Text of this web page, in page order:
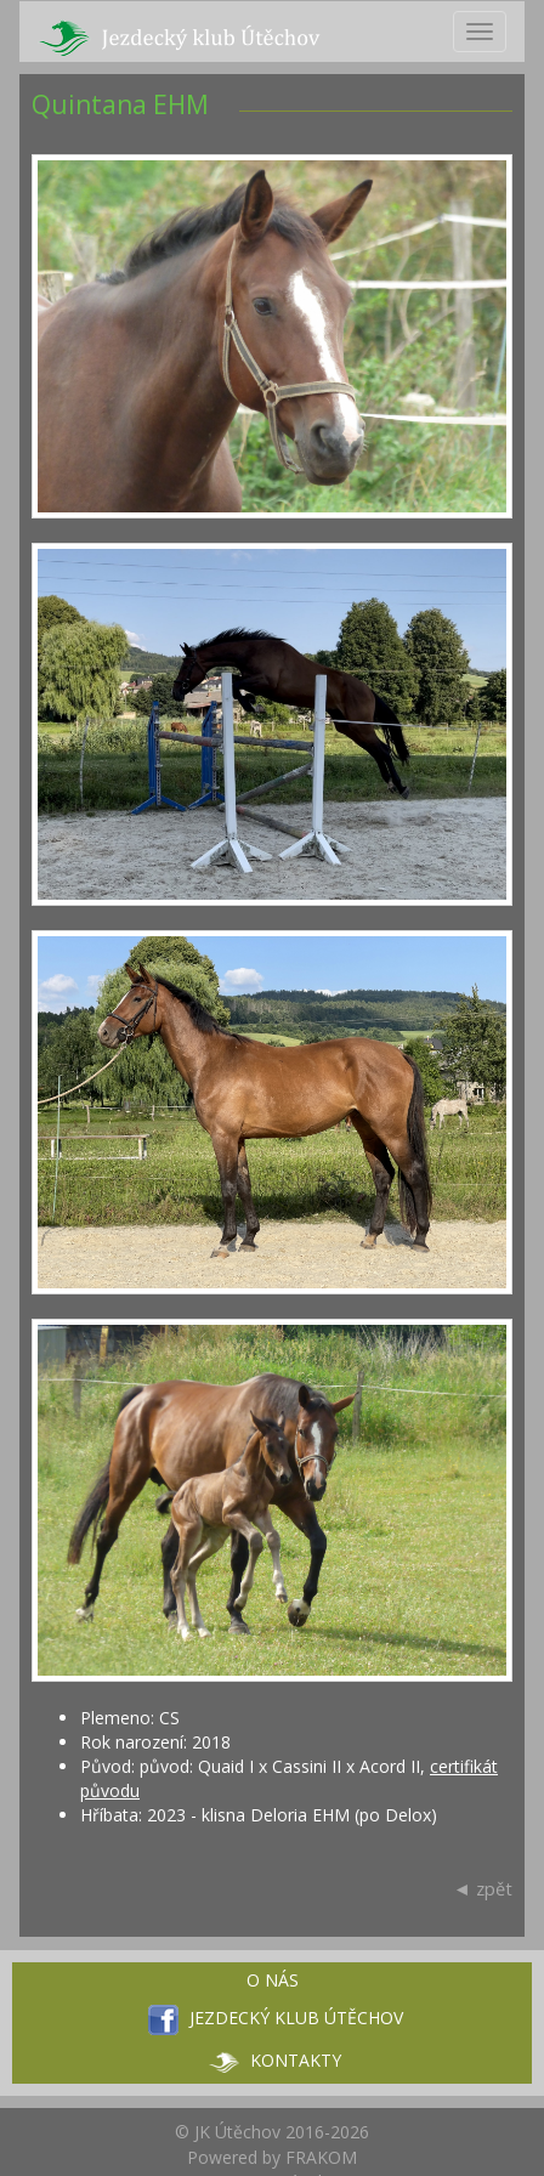
MENU
Quintana EHM
Plemeno: CS
Rok narození: 2018
Původ: původ: Quaid I x Cassini II x Acord II, certifikát
původu
Hříbata: 2023 - klisna Deloria EHM (po Delox)
◄ zpět
O NÁS
JEZDECKÝ KLUB ÚTĚCHOV
KONTAKTY
© JK Útěchov 2016-2026
Powered by FRAKOM